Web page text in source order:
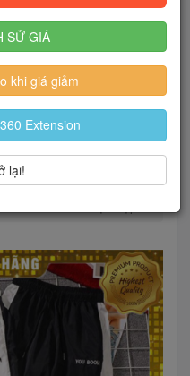
🔥...
Trang Phục Đông
SỬ GIÁ
khi giá giảm
Extension
lại!